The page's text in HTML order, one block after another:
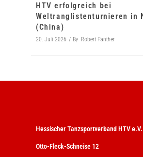
HTV erfolgreich bei
Weltranglistenturnieren in
(China)
20. Juli 2026 By Robert Panther
Hessischer Tanzsportverband HTV e.V.
Otto-Fleck-Schneise 12